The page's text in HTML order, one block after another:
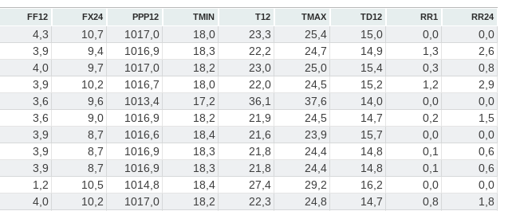
FF12 FX24 PPP12 TMIN T12 TMAX TD12 RR1 RR24
4,3 10,7 1017,0 18,0 23,3 25,4 15,0 0,0
0,0
3,9 9,4 1016,9 18,3 22,2 24,7 14,9 1,3
2,6
4,0 9,7 1017,0 18,2 23,0 25,0 15,4 0,3
0,8
3,9 10,2 1016,7 18,0 22,0 24,5 15,2 1,2
2,9
3,6 9,6 1013,4 17,2 36,1 37,6 14,0 0,0
0,0
3,6 9,0 1016,9 18,2 21,9 24,5 14,7 0,2
1,5
3,9 8,7 1016,6 18,4 21,6 23,9 15,7 0,0
0,0
3,9 8,7 1016,9 18,3 21,8 24,4 14,8 0,1
0,6
3,9 8,7 1016,9 18,3 21,8 24,4 14,8 0,1
0,6
1,2 10,5 1014,8 18,4 27,4 29,2 16,2 0,0
0,0
4,0 10,2 1017,0 18,2 22,3 24,8 14,7 0,8
1,8